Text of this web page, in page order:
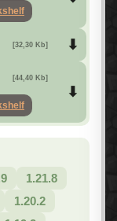
[32,30 Kb]
[44,40 Kb]
1.21.8
1.20.2